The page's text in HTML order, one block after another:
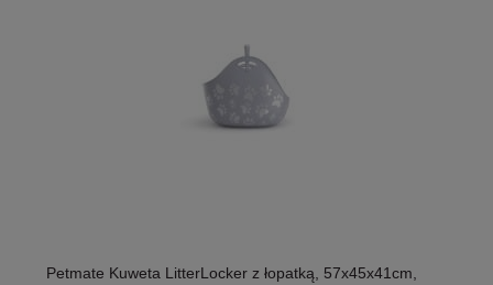
Petmate Kuweta LitterLocker z łopatką, 57x45x41cm,